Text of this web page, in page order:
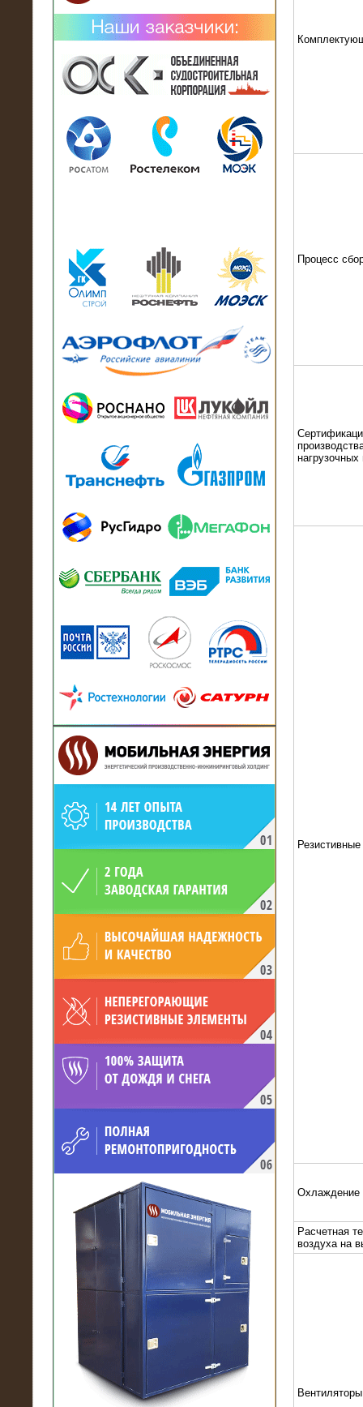
02.02.2019
Нагрузочный комплекс 26 МВт (10
кВ) поставлен в аренду на
13.07.2018
модуль в контейнере 2700 кВА на
Балтийский завод
Активно-реактивные нагрузочные
модули 15 МВт (21,5 МВА) На Кубок
конфедераций
произведён высоковольтный
нагрузочный комплекс 24 МВт с
напряжением 6/10 кВ
15.04.2017
Нагрузочный комплекс 16 МВт с
21.03.2017
Комплектная трансформаторная
подстанция 6 МВА (морское
исполнение, IP56)
Процесс
Охлаждение
Расчетная
воздуха на
Вентиляторы